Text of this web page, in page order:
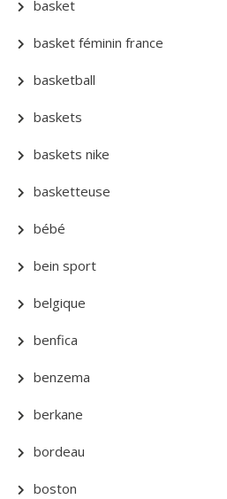
basket
basket féminin france
basketball
baskets
baskets nike
basketteuse
bébé
bein sport
belgique
benfica
benzema
berkane
bordeau
boston